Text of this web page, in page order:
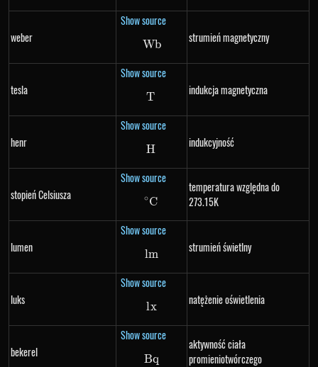
weber
Show source
Wb
Wb strumień magnetyczny
tesla
Show source
T
T indukcja magnetyczna
henr
Show source
H
H indukcyjność
stopień Celsiusza
Show source
^{\circ}C
∘C
temperatura względna do
273.15K
lumen
Show source
lm
lm strumień świetlny
luks
Show source
lx
lx natężenie oświetlenia
bekerel
Show source
Bq
Bq
aktywność ciała
promieniotwórczego